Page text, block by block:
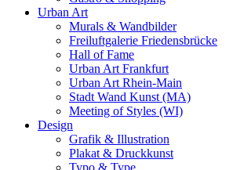
Urban Art
Murals & Wandbilder
Freiluftgalerie Friedensbrücke
Hall of Fame
Urban Art Frankfurt
Urban Art Rhein-Main
Stadt Wand Kunst (MA)
Meeting of Styles (WI)
Design
Grafik & Illustration
Plakat & Druckkunst
Typo & Type